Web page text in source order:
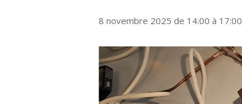
8 novembre 2025 de 14:00 à 17:00